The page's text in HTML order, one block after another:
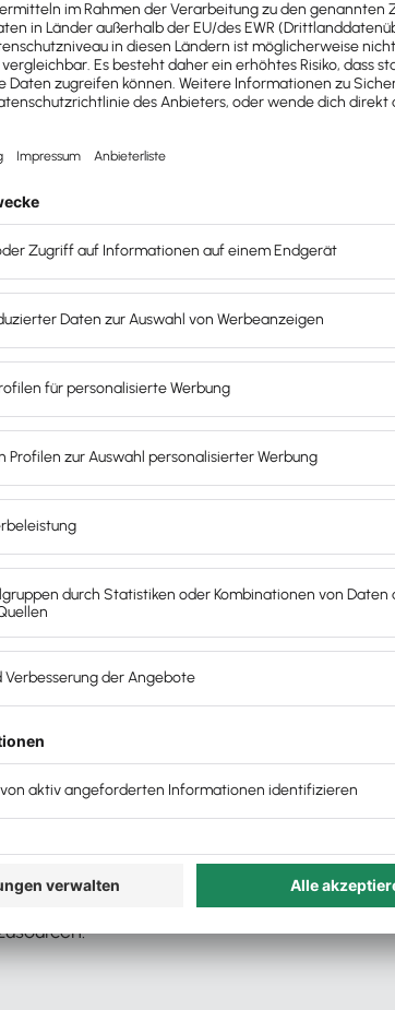
– Jahrzehnte dahindümpeln, ohne sich
Doch ist das wirklich noch so?
Mindset zulegen, wenn sie
Antwort lautet ja, denn wenn Kanzlei-
ihr Team durch Automatisierung und
und geliebtere Aufgaben
bleiben und ein attraktiver Arbeitgeber
wenn Sie unternehmerischer denken,
schleifen das Profil Ihrer Kanzlei, werden
stossen und Ballast
entlasten und es wird einfacher